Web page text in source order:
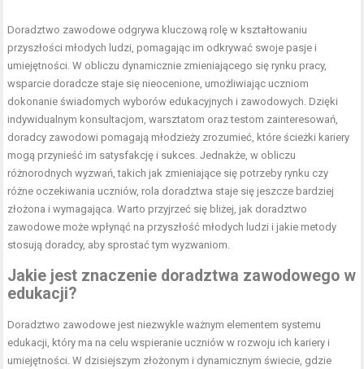
Doradztwo zawodowe odgrywa kluczową rolę w kształtowaniu
przyszłości młodych ludzi, pomagając im odkrywać swoje pasje i
umiejętności. W obliczu dynamicznie zmieniającego się rynku pracy,
wsparcie doradcze staje się nieocenione, umożliwiając uczniom
dokonanie świadomych wyborów edukacyjnych i zawodowych. Dzięki
indywidualnym konsultacjom, warsztatom oraz testom zainteresowań,
doradcy zawodowi pomagają młodzieży zrozumieć, które ścieżki kariery
mogą przynieść im satysfakcję i sukces. Jednakże, w obliczu
różnorodnych wyzwań, takich jak zmieniające się potrzeby rynku czy
różne oczekiwania uczniów, rola doradztwa staje się jeszcze bardziej
złożona i wymagająca. Warto przyjrzeć się bliżej, jak doradztwo
zawodowe może wpłynąć na przyszłość młodych ludzi i jakie metody
stosują doradcy, aby sprostać tym wyzwaniom.
Jakie jest znaczenie doradztwa zawodowego w
edukacji?
Doradztwo zawodowe jest niezwykle ważnym elementem systemu
edukacji, który ma na celu wspieranie uczniów w rozwoju ich kariery i
umiejętności. W dzisiejszym złożonym i dynamicznym świecie, gdzie